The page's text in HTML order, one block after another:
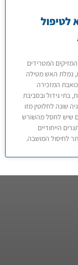
לטיפול
המטרידים
נמלת האש מטילה
המזכירה
בתי גידול ובסביבת
שונה לחלוטין מזו
שיש לחסל מהשורש
הייחודיים
לחיסול המושבה.